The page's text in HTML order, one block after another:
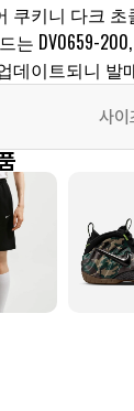
쿠키니 다크 초
는 DV0659-
데이트되니 발
사이